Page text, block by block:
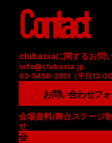
Contact
clubasiaに関するお問
info@clubasia.jp
03-5458-2551（平日12:00
お問い合わせフ
会場資料/舞台ステージ
せ
会